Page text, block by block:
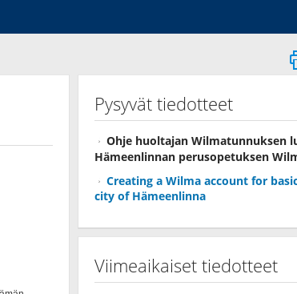
Pysyvät tiedotteet
Ohje huoltajan Wilmatunnuksen
Hämeenlinnan perusopetuksen
Creating a Wilma account for
city of Hämeenlinna
Viimeaikaiset tiedotteet